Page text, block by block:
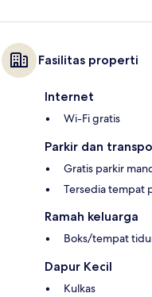
Fasilitas properti
Internet
Wi-Fi gratis
Parkir dan
Gratis parkir
Tersedia tempat
Ramah keluarga
Boks/tempat
Dapur Kecil
Kulkas